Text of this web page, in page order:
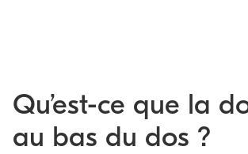
Qu’est-ce que la
au bas du dos ?